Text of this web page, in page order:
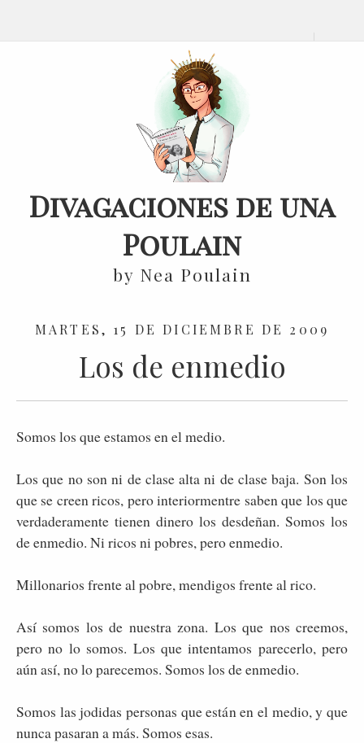
Divagaciones de una
Poulain
by Nea Poulain
MARTES, 15 DE DICIEMBRE DE 2009
Los de enmedio
Somos los que estamos en el medio.
Los que no son ni de clase alta ni de clase baja. Son los
que se creen ricos, pero interiormentre saben que los que
verdaderamente tienen dinero los desdeñan. Somos los
de enmedio. Ni ricos ni pobres, pero enmedio.
Millonarios frente al pobre, mendigos frente al rico.
Así somos los de nuestra zona. Los que nos creemos,
pero no lo somos. Los que intentamos parecerlo, pero
aún así, no lo parecemos. Somos los de enmedio.
Somos las jodidas personas que están en el medio, y que
nunca pasaran a más. Somos esas.